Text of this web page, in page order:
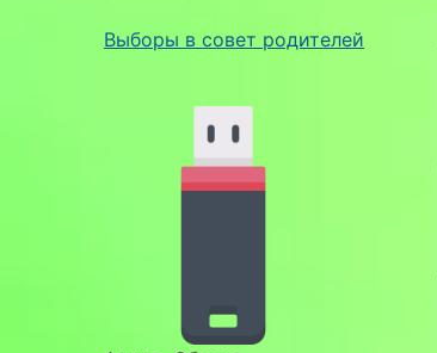
Выборы в совет родителей